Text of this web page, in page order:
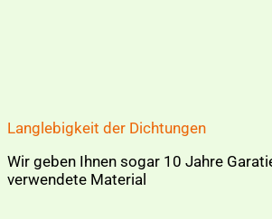
Langlebigkeit der Dichtungen
Wir geben Ihnen sogar 10 Jahre
verwendete Material